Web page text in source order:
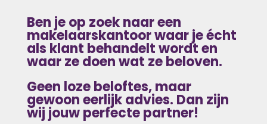
Ben je op zoek naareen
makelaarskantoor waar je écht
als klant behandelt wordt en
waar ze doen wat ze beloven.
Geen loze beloftes, maar
gewoon eerlijk advies. Dan zijn
wij jouw perfecte partner!